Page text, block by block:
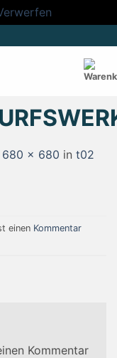
680 × 680 in t02
einen Kommentar
Kommentar